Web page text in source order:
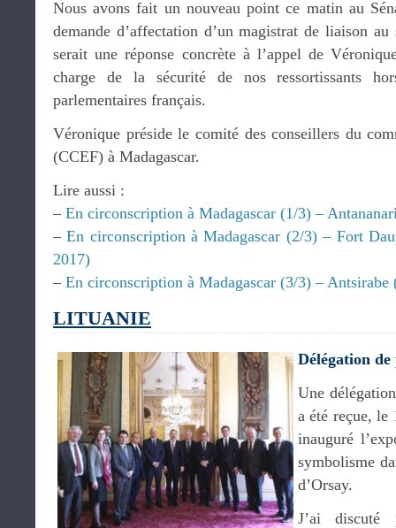
Nous avons fait un nouveau point ce matin au
demande d’affectation d’un magistrat de liaison au
serait une réponse concrète à l’appel de
charge de la sécurité de nos ressortissants
parlementaires français.
Véronique préside le comité des conseillers du
(CCEF) à Madagascar.
Lire aussi :
– En circonscription à Madagascar (1/3) –
–En circonscription à Madagascar (2/3) – Fort
2017)
– En circonscription à Madagascar (3/3) – Antsirabe
LITUANIE
Délégation
Une
a été reçue, le
inauguré
symbolisme
d’Orsay.
J’ai discuté